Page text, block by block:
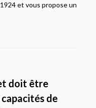
et vous propose un
doit être
de